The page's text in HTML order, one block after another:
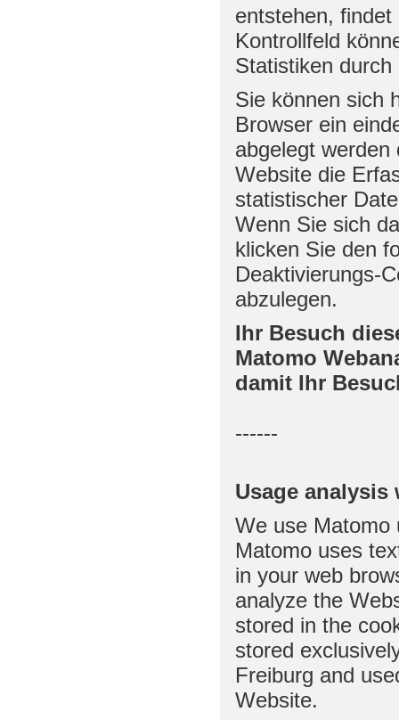
entstehen,
Kontrollfeld
Statistiken
Sie können sich
Browser ein
abgelegt
Website die
statistischer
Wenn Sie sich
klicken Sie den
Deaktivierungs-
abzulegen.
Ihr Besuch
Matomo
damit Ihr
------
Usage analysis
We use Matomo
Matomo uses
in your web
analyze the
stored in the
stored
Freiburg and
Website.